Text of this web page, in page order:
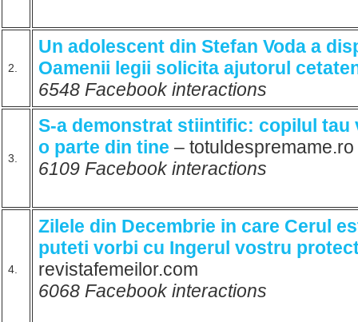
2.
Un adolescent din Stefan Voda a
Oamenii legii solicita ajutorul
6548 Facebook interactions
3.
S-a demonstrat stiintific: copilul tau
o parte din tine – totuldespremame.ro
6109 Facebook interactions
4.
Zilele din Decembrie in care Cerul
puteti vorbi cu Ingerul vostru
revistafemeilor.com
6068 Facebook interactions